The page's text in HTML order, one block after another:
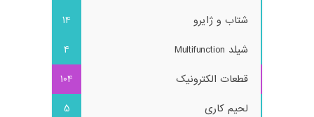
شتاب و ژایرو
14
شیلد Multifunction
4
قطعات الکترونیک
104
لحیم کاری
5